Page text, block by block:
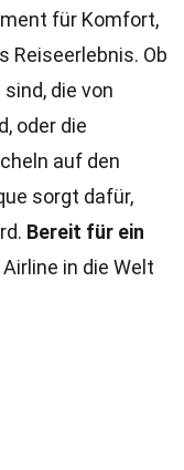
für Komfort,
Reiseerlebnis. Ob
die von
oder die
auf den
sorgt dafür,
Bereit für ein
in die Welt